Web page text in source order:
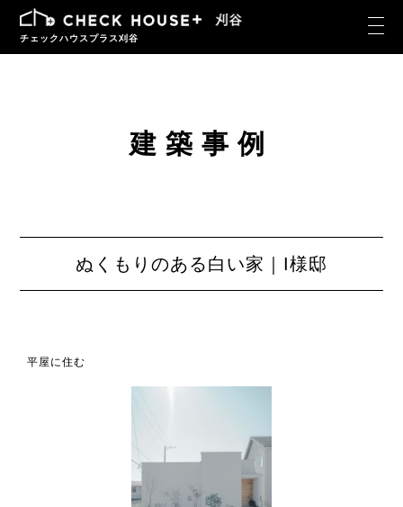
チェックハウスプラス刈谷
建築事例
ぬくもりのある白い家｜I様邸
平屋に住む